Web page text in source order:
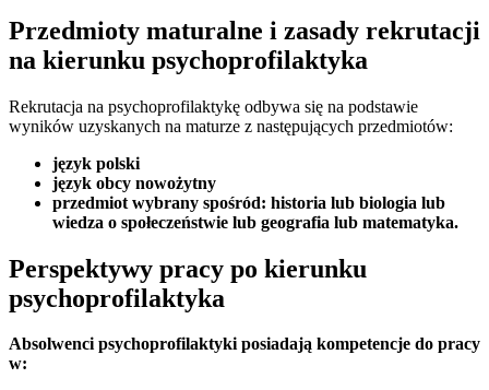
Przedmioty maturalne i zasady rekrutacji
na kierunku psychoprofilaktyka
Rekrutacja na psychoprofilaktykę odbywa się na podstawie
wyników uzyskanych na maturze z następujących przedmiotów:
język polski
język obcy nowożytny
przedmiot wybrany spośród: historia lub biologia lub
wiedza o społeczeństwie lub geografia lub matematyka.
Perspektywy pracy po kierunku
psychoprofilaktyka
Absolwenci psychoprofilaktyki posiadają kompetencje do pracy
w: